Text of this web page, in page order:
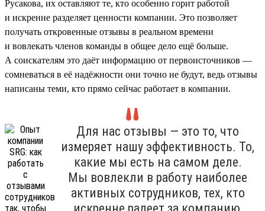
Русакова, их оставляют те, кто особенно горит работой
и искренне разделяет ценности компании. Это позволяет
получать откровенные отзывы в реальном времени
и вовлекать членов команды в общее дело ещё больше.
А соискателям это даёт информацию от первоисточников —
сомневаться в её надёжности они точно не будут, ведь отзывы
написаны теми, кто прямо сейчас работает в компании.
Для нас отзывы — это то, что
измеряет нашу эффективность. То,
какие мы есть на самом деле.
Мы вовлекли в работу наиболее
активных сотрудников, тех, кто